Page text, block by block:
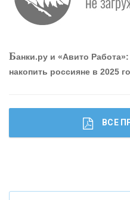
привлечь и удержать
Что будет с
Банки.ру и «Авито
накопить россияне в 2025
ВСЕ